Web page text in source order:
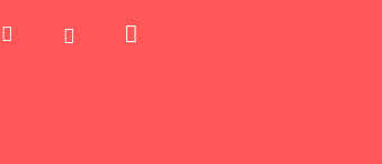
Keresés Bejelentkezés